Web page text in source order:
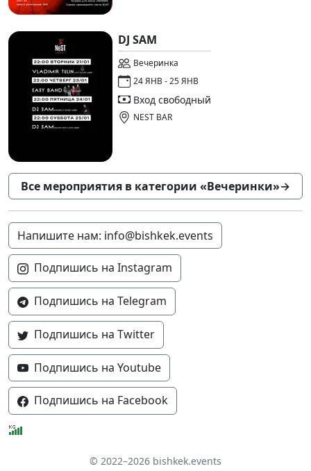
DJ SAM
Вечеринка
24 ЯНВ - 25 ЯНВ
Вход свободный
NEST BAR
Все мероприятия в категории «Вечеринки»→
Напишите нам: info@bishkek.events
Подпишись на Instagram
Подпишись на Telegram
Подпишись на Twitter
Подпишись на Youtube
Подпишись на Facebook
© 2022–2026 bishkek.events